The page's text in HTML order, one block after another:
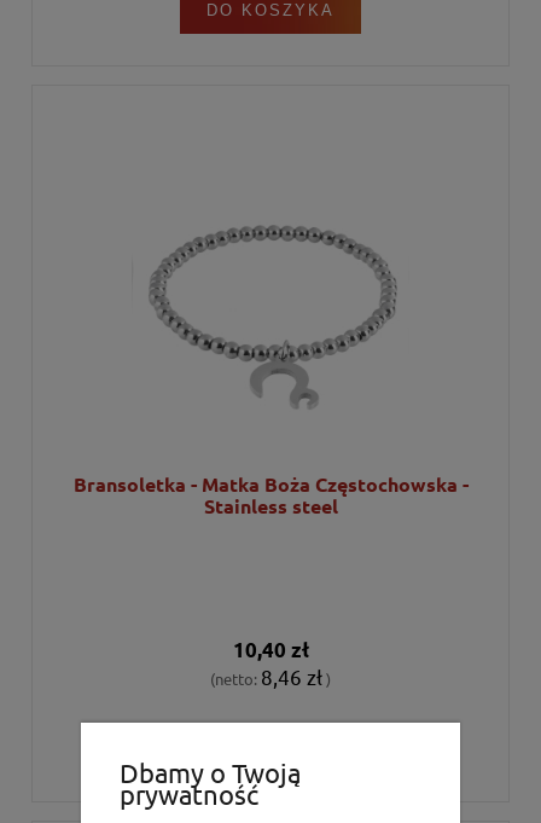
DO KOSZYKA
Bransoletka - Matka Boża Częstochowska -
Stainless steel
10,40 zł
(netto: 8,46 zł)
Dbamy o Twoją
prywatność